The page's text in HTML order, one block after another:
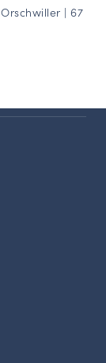
Orschwiller | 67